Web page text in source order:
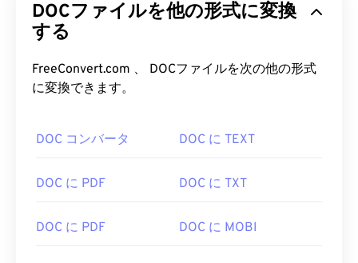
DOCファイルを他の形式に変換
する
FreeConvert.com 、 DOCファイルを次の他の形式
に変換できます。
DOC コンバータ DOC に TEXT
DOC に PDF DOC に TXT
DOC に PDF DOC に MOBI